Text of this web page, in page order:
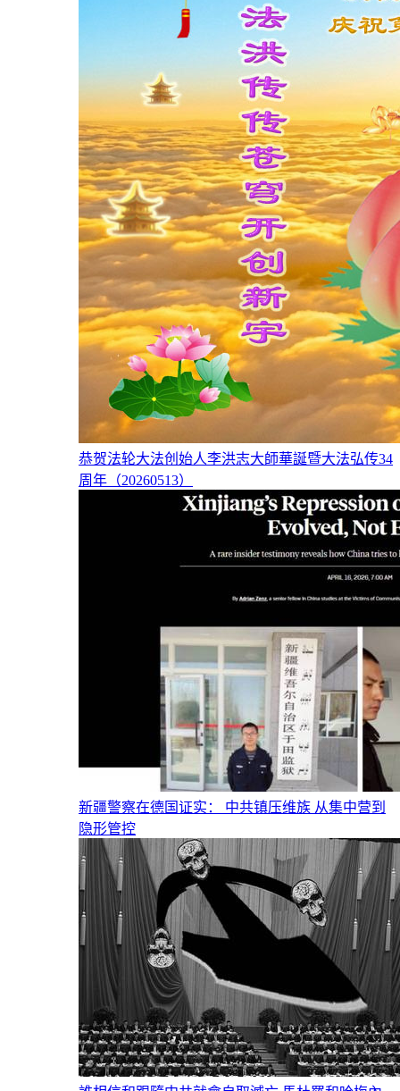
恭贺法轮大法创始人李洪志大師華誕暨大法弘传34
周年（20260513）
新疆警察在德国证实： 中共镇压维族 从集中营到
隐形管控